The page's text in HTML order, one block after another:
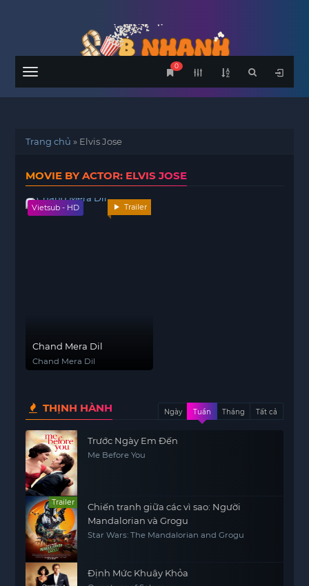
Menu
0
Trang chủ » Elvis Jose
MOVIE BY ACTOR: ELVIS JOSE
Vietsub - HD Trailer
Chand Mera Dil
Chand Mera Dil
THỊNH HÀNH Ngày Tuần Tháng Tất cả
Trước Ngày Em Đến
Me Before You
Trailer
Chiến tranh giữa các vì sao: Người
Mandalorian và Grogu
Star Wars: The Mandalorian and Grogu
Định Mức Khuây Khỏa